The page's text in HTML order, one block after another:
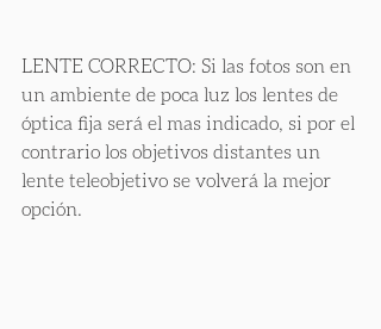
LENTE CORRECTO: Si las fotos son en
un ambiente de poca luz los lentes de
óptica fija será el mas indicado, si por el
contrario los objetivos distantes un
lente teleobjetivo se volverá la mejor
opción.